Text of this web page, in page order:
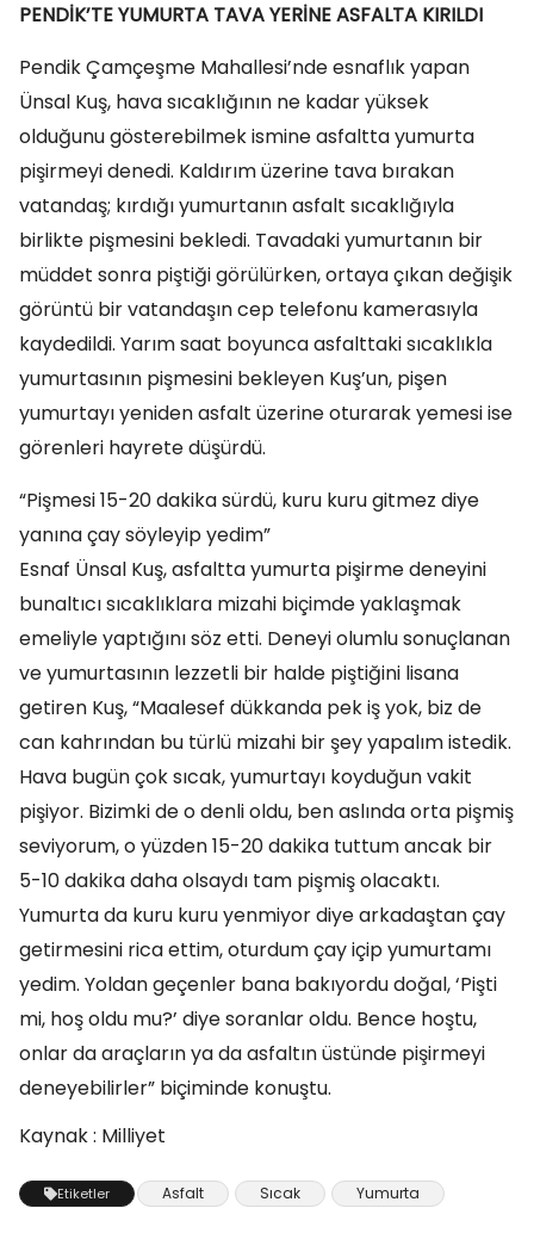
PENDİK’TE YUMURTA TAVA YERİNE ASFALTA KIRILDI
Pendik Çamçeşme Mahallesi’nde esnaflık yapan
Ünsal Kuş, hava sıcaklığının ne kadar yüksek
olduğunu gösterebilmek ismine asfaltta yumurta
pişirmeyi denedi. Kaldırım üzerine tava bırakan
vatandaş; kırdığı yumurtanın asfalt sıcaklığıyla
birlikte pişmesini bekledi. Tavadaki yumurtanın bir
müddet sonra piştiği görülürken, ortaya çıkan değişik
görüntü bir vatandaşın cep telefonu kamerasıyla
kaydedildi. Yarım saat boyunca asfalttaki sıcaklıkla
yumurtasının pişmesini bekleyen Kuş’un, pişen
yumurtayı yeniden asfalt üzerine oturarak yemesi ise
görenleri hayrete düşürdü.
“Pişmesi 15-20 dakika sürdü, kuru kuru gitmez diye
yanına çay söyleyip yedim”
Esnaf Ünsal Kuş, asfaltta yumurta pişirme deneyini
bunaltıcı sıcaklıklara mizahi biçimde yaklaşmak
emeliyle yaptığını söz etti. Deneyi olumlu sonuçlanan
ve yumurtasının lezzetli bir halde piştiğini lisana
getiren Kuş, “Maalesef dükkanda pek iş yok, biz de
can kahrından bu türlü mizahi bir şey yapalım istedik.
Hava bugün çok sıcak, yumurtayı koyduğun vakit
pişiyor. Bizimki de o denli oldu, ben aslında orta pişmiş
seviyorum, o yüzden 15-20 dakika tuttum ancak bir
5-10 dakika daha olsaydı tam pişmiş olacaktı.
Yumurta da kuru kuru yenmiyor diye arkadaştan çay
getirmesini rica ettim, oturdum çay içip yumurtamı
yedim. Yoldan geçenler bana bakıyordu doğal, ‘Pişti
mi, hoş oldu mu?’ diye soranlar oldu. Bence hoştu,
onlar da araçların ya da asfaltın üstünde pişirmeyi
deneyebilirler” biçiminde konuştu.
Kaynak : Milliyet
Etiketler Asfalt Sıcak Yumurta